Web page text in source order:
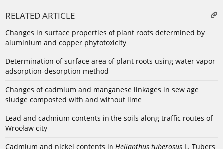
RELATED ARTICLE
Changes in surface properties of plant roots determined by
aluminium and copper phytotoxicity
Determination of surface area of plant roots using water vapor
adsorption-desorption method
Changes of cadmium and manganese linkages in sew age
sludge composted with and without lime
Lead and cadmium contents in the soils along traffic routes of
Wrocław city
Cadmium and nickel contents in Helianthus tuberosus L. Tubers